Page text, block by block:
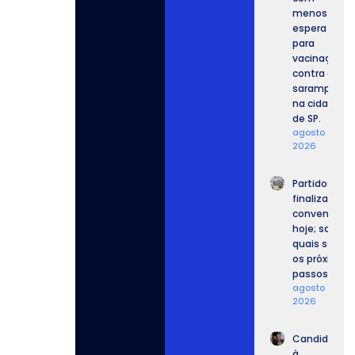
menos
espera
para
vacinação
contra o
sarampo
na cidade
de SP.
agosto 8,
2026
Partidos
finalizam
convenções
hoje; saiba
quais serão
os próximos
passos.
agosto 7,
2026
Candidatos